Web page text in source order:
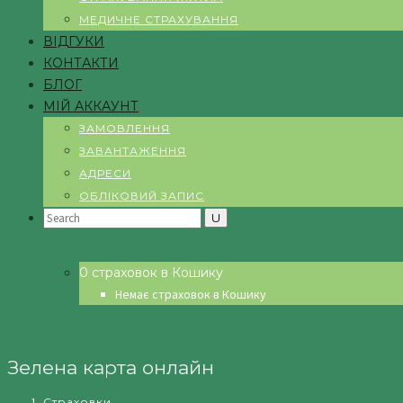
МЕДИЧНЕ СТРАХУВАННЯ
ВІДГУКИ
КОНТАКТИ
БЛОГ
МІЙ АККАУНТ
ЗАМОВЛЕННЯ
ЗАВАНТАЖЕННЯ
АДРЕСИ
ОБЛІКОВИЙ ЗАПИС
Search
0 страховок в Кошику
Немає страховок в Кошику
Зелена карта онлайн